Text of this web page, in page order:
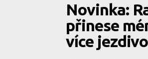
Novinka:
přinese
více